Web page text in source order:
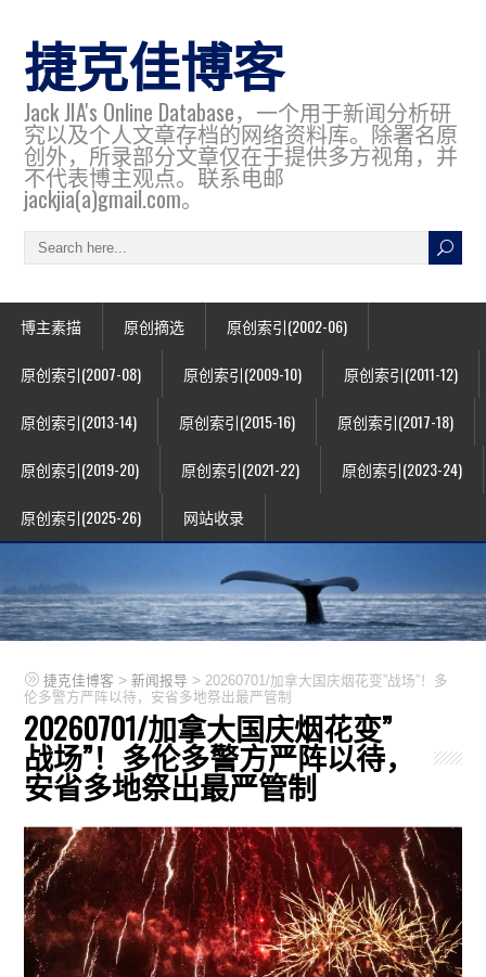
捷克佳博客
Jack JIA's Online Database，一个用于新闻分析研
究以及个人文章存档的网络资料库。除署名原
创外，所录部分文章仅在于提供多方视角，并
不代表博主观点。联系电邮
jackjia(a)gmail.com。
博主素描 原创摘选 原创索引(2002-06)
原创索引(2007-08) 原创索引(2009-10) 原创索引(2011-12)
原创索引(2013-14) 原创索引(2015-16) 原创索引(2017-18)
原创索引(2019-20) 原创索引(2021-22) 原创索引(2023-24)
原创索引(2025-26) 网站收录
捷克佳博客 >新闻报导 > 20260701/加拿大国庆烟花变”战场”！多
伦多警方严阵以待，安省多地祭出最严管制
20260701/加拿大国庆烟花变”
战场”！多伦多警方严阵以待，
安省多地祭出最严管制